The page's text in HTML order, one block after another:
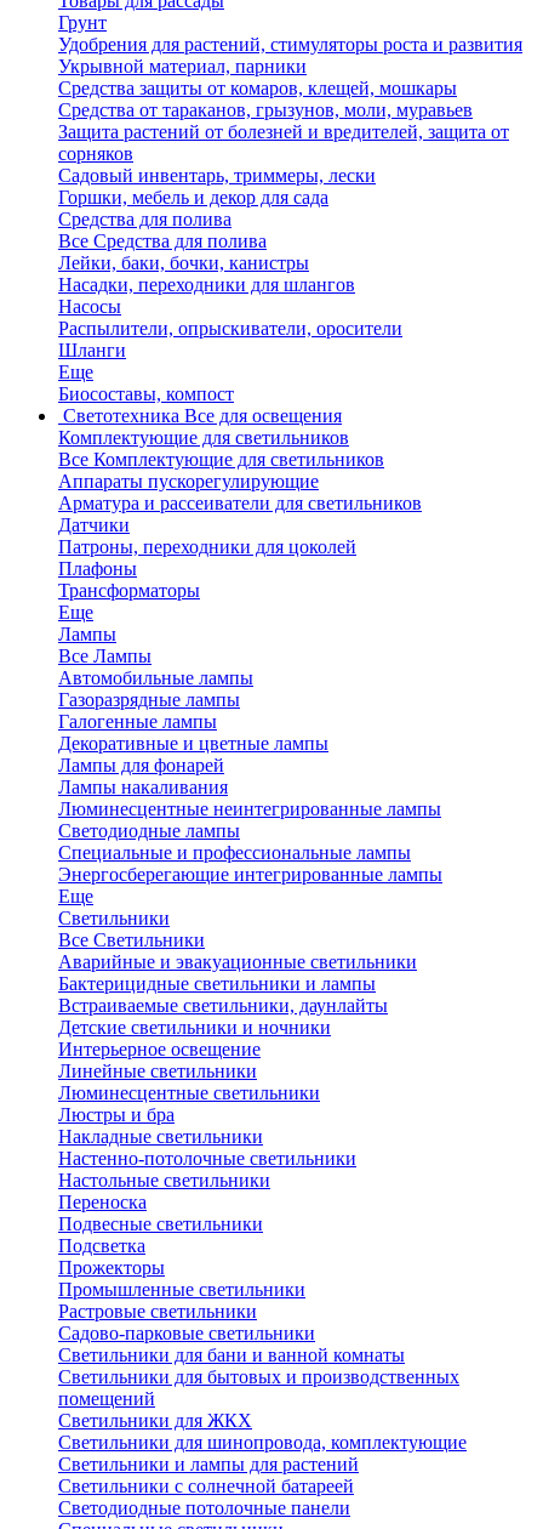
Грунт
Удобрения для растений, стимуляторы роста и развития
Укрывной материал, парники
Средства защиты от комаров, клещей, мошкары
Средства от тараканов, грызунов, моли, муравьев
Защита растений от болезней и вредителей, защита от
сорняков
Садовый инвентарь, триммеры, лески
Горшки, мебель и декор для сада
Средства для полива
Все Средства для полива
Лейки, баки, бочки, канистры
Насадки, переходники для шлангов
Насосы
Распылители, опрыскиватели, оросители
Шланги
Еще
Биосоставы, компост
Светотехника Все для освещения
Комплектующие для светильников
Все Комплектующие для светильников
Аппараты пускорегулирующие
Арматура и рассеиватели для светильников
Датчики
Патроны, переходники для цоколей
Плафоны
Трансформаторы
Еще
Лампы
Все Лампы
Автомобильные лампы
Газоразрядные лампы
Галогенные лампы
Декоративные и цветные лампы
Лампы для фонарей
Лампы накаливания
Люминесцентные неинтегрированные лампы
Светодиодные лампы
Специальные и профессиональные лампы
Энергосберегающие интегрированные лампы
Еще
Светильники
Все Светильники
Аварийные и эвакуационные светильники
Бактерицидные светильники и лампы
Встраиваемые светильники, даунлайты
Детские светильники и ночники
Интерьерное освещение
Линейные светильники
Люминесцентные светильники
Люстры и бра
Накладные светильники
Настенно-потолочные светильники
Настольные светильники
Переноска
Подвесные светильники
Подсветка
Прожекторы
Промышленные светильники
Растровые светильники
Садово-парковые светильники
Светильники для бани и ванной комнаты
Светильники для бытовых и производственных
помещений
Светильники для ЖКХ
Светильники для шинопровода, комплектующие
Светильники и лампы для растений
Светильники с солнечной батареей
Светодиодные потолочные панели